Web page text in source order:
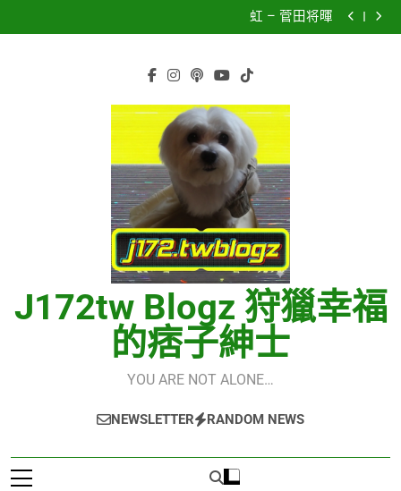
to
再次重逢的世界(다시만난세계)(Into The New World) –
少女時代(소녀시대)(Girls’ Generation)
CELEBRATION – LE SSERAFIM(르세라핌)
Models & Telegram Integration
虹 – 菅田将暉
J172tw Blogz 狩獵幸福
的痞子紳士
YOU ARE NOT ALONE…
NEWSLETTER RANDOM NEWS